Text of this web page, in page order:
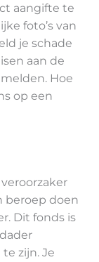
aangifte te
foto’s van
je schade
aan de
Hoe
op een
beroep doen
Dit fonds is
zijn. Je